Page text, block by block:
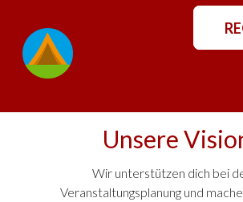
Unsere
Wir unterstützen dich bei
Veranstaltungsplanung und